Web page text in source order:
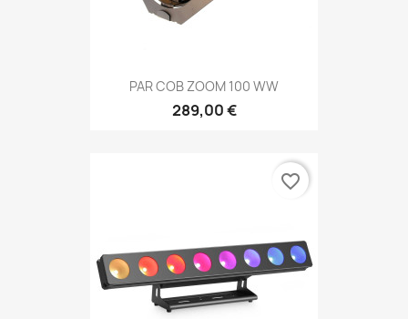
PAR COB ZOOM 100 WW
289,00 €
favorite_border